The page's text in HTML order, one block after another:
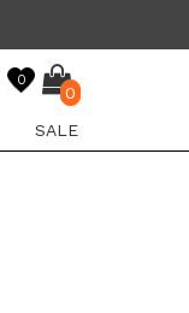
0
0
SALE